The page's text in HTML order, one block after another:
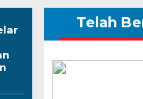
Telah